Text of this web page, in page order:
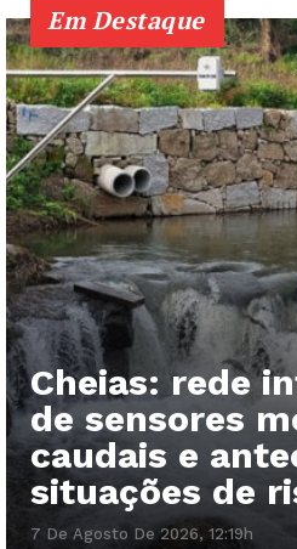
Em Destaque
Cheias: rede
de sensores
caudais e
situações de
7 De Agosto De 2026, 12:19h